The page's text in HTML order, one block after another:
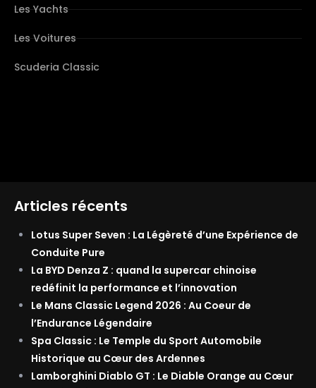
Les Yachts
Les Voitures
Scuderia Classic
Articles récents
Lotus Super Seven : La Légèreté d’une Expérience de
Conduite Pure
La BYD Denza Z : quand la supercar chinoise
redéfinit la performance et l’innovation
Le Mans Classic Legend 2026 : Au Coeur de
l’Endurance Légendaire
Spa Classic : Le Temple du Sport Automobile
Historique au Cœur des Ardennes
Lamborghini Diablo GT : Le Diable Orange au Cœur